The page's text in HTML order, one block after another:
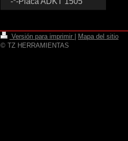
Versión para imprimir
Mapa del sitio
© TZ HERRAMIENTAS